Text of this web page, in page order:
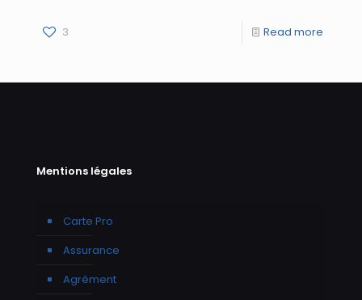
3 Read more
Mentions légales
Carte Pro
Assurance
Agrément